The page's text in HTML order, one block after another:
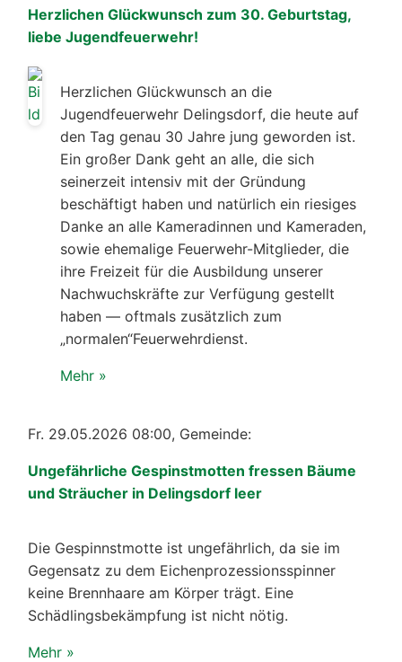
Herzlichen Glückwunsch zum 30. Geburtstag,
liebe Jugendfeuerwehr!
Herzlichen Glückwunsch an die
Jugendfeuerwehr Delingsdorf, die heute auf
den Tag genau 30 Jahre jung geworden ist.
Ein großer Dank geht an alle, die sich
seinerzeit intensiv mit der Gründung
beschäftigt haben und natürlich ein riesiges
Danke an alle Kameradinnen und Kameraden,
sowie ehemalige Feuerwehr-Mitglieder, die
ihre Freizeit für die Ausbildung unserer
Nachwuchskräfte zur Verfügung gestellt
haben — oftmals zusätzlich zum
„normalen“Feuerwehrdienst.
Mehr »
Fr. 29.05.2026 08:00, Gemeinde:
Ungefährliche Gespinstmotten fressen Bäume
und Sträucher in Delingsdorf leer
Die Gespinnstmotte ist ungefährlich, da sie im
Gegensatz zu dem Eichenprozessionsspinner
keine Brennhaare am Körper trägt. Eine
Schädlingsbekämpfung ist nicht nötig.
Mehr »